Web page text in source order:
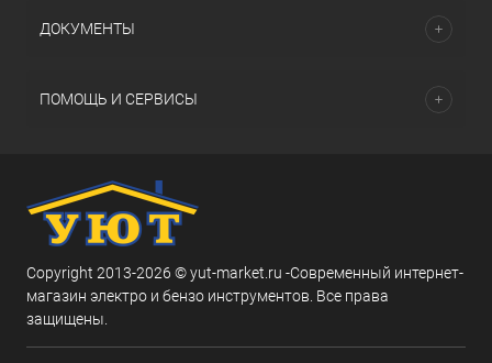
ДОКУМЕНТЫ
ПОМОЩЬ И СЕРВИСЫ
Copyright 2013-2026 © yut-market.ru -Современный интернет-
магазин электро и бензо инструментов. Все права
защищены.